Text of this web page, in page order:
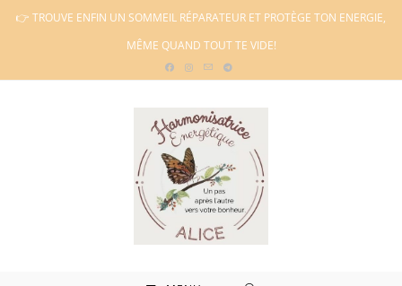
Skip👉 TROUVE ENFIN UN SOMMEIL RÉPARATEUR ET PROTÈGE TON ENERGIE,
MÊME QUAND TOUT TE VIDE!